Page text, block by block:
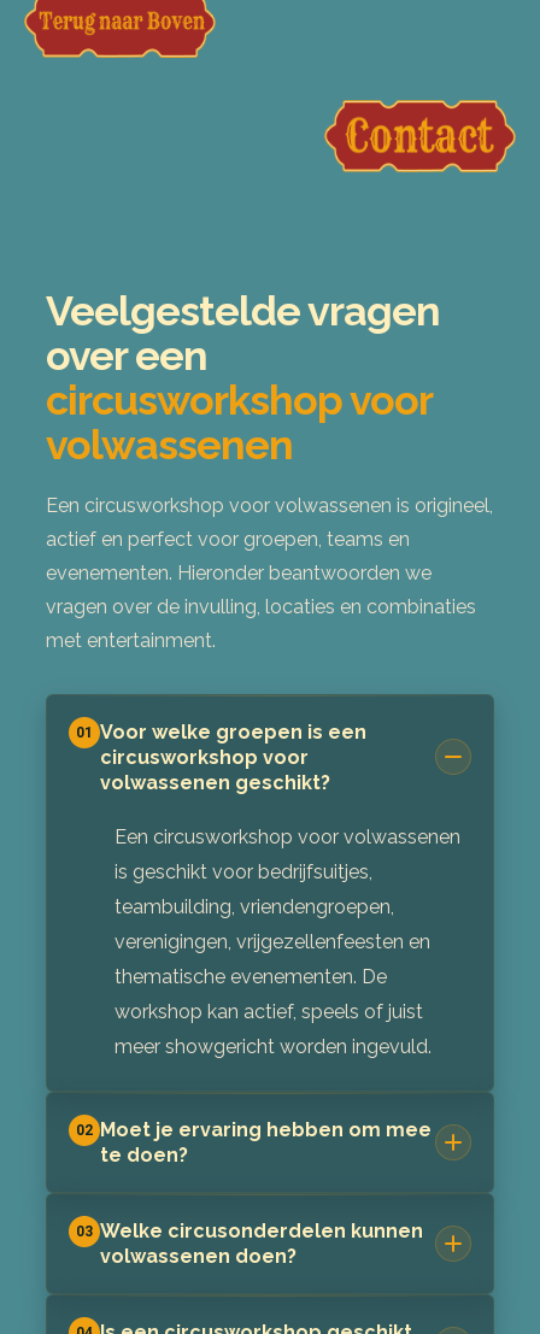
Veelgestelde vragen
over een
circusworkshop voor
volwassenen
Een circusworkshop voor volwassenen is origineel,
actief en perfect voor groepen, teams en
evenementen. Hieronder beantwoorden we
vragen over de invulling, locaties en combinaties
met entertainment.
01 Voor welke groepen is een
circusworkshop voor
volwassenen geschikt?
Een circusworkshop voor volwassenen
is geschikt voor bedrijfsuitjes,
teambuilding, vriendengroepen,
verenigingen, vrijgezellenfeesten en
thematische evenementen. De
workshop kan actief, speels of juist
meer showgericht worden ingevuld.
02 Moet je ervaring hebben om mee
te doen?
wordt laagdrempelig opgebouwd,
03 Welke circusonderdelen kunnen
volwassenen doen?